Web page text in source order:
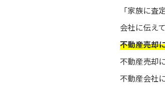
「家族に
会社に伝え
不動産売却
不動産売却
不動産会社